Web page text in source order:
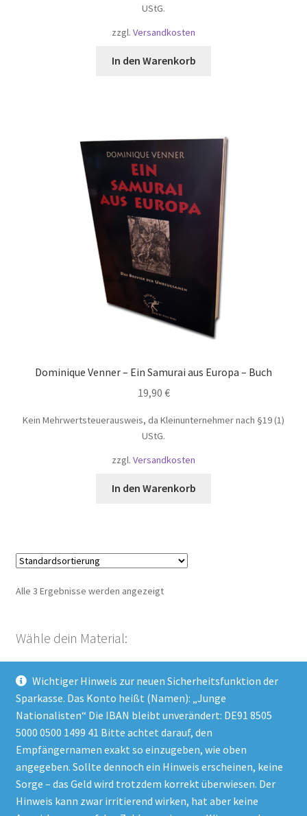
Wichtiger Hinweis zur neuen Sicherheitsfunktion der
Sparkasse. Das Konto heißt (Namen): „Junge
Nationalisten“ Die IBAN bleibt unverändert: DE91 8505
5000 0500 1499 41 Bitte achtet darauf, den
Empfängernamen exakt so einzugeben, wie oben
angegeben. Sollte dennoch ein Hinweis erscheinen, keine
Sorge – das Geld wird trotzdem korrekt überwiesen. Der
Hinweis kann zwar irritierend wirken, hat aber keine
UStG.
zzgl. Versandkosten
In den Warenkorb
Dominique Venner – Ein Samurai aus Europa – Buch
19,90 €
Kein Mehrwertsteuerausweis, da Kleinunternehmer nach §19 (1)
UStG.
zzgl. Versandkosten
In den Warenkorb
Alle 3 Ergebnisse werden angezeigt
Wähle dein Material:
Kategorie auswählen
Impressum
Datenschutzerklärung
AGB